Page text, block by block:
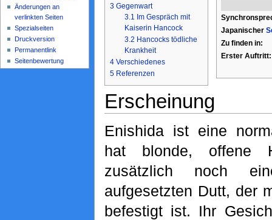
Japanischer
Zu finden in:
Erster Auftritt:
3 Gegenwart
3.1 Im Gespräch mit
Kaiserin Hancock
3.2 Hancocks tödliche
Krankheit
4 Verschiedenes
5 Referenzen
Erscheinung
Enishida ist eine
hat blonde, offene
zusätzlich noch
aufgesetzten Dutt, der
befestigt ist. Ihr
Änderungen an
verlinkten Seiten
Spezialseiten
Druckversion
Permanentlink
Seitenbewertung